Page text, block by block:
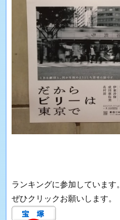
ランキングに参加しています。
ぜひクリックお願いします。